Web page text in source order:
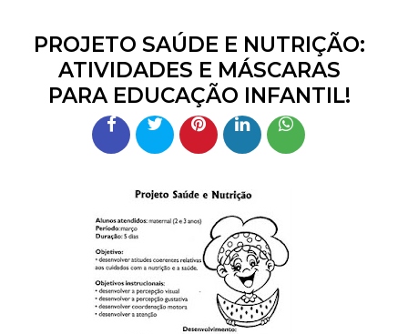
PROJETO SAÚDE E NUTRIÇÃO:
ATIVIDADES E MÁSCARAS
PARA EDUCAÇÃO INFANTIL!